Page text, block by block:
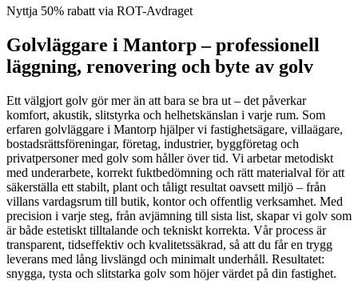
Nyttja 50% rabatt via ROT-Avdraget
Golvläggare i Mantorp – professionell
läggning, renovering och byte av golv
Ett välgjort golv gör mer än att bara se bra ut – det påverkar
komfort, akustik, slitstyrka och helhetskänslan i varje rum. Som
erfaren golvläggare i Mantorp hjälper vi fastighetsägare, villaägare,
bostadsrättsföreningar, företag, industrier, byggföretag och
privatpersoner med golv som håller över tid. Vi arbetar metodiskt
med underarbete, korrekt fuktbedömning och rätt materialval för att
säkerställa ett stabilt, plant och tåligt resultat oavsett miljö – från
villans vardagsrum till butik, kontor och offentlig verksamhet. Med
precision i varje steg, från avjämning till sista list, skapar vi golv som
är både estetiskt tilltalande och tekniskt korrekta. Vår process är
transparent, tidseffektiv och kvalitetssäkrad, så att du får en trygg
leverans med lång livslängd och minimalt underhåll. Resultatet:
snygga, tysta och slitstarka golv som höjer värdet på din fastighet.